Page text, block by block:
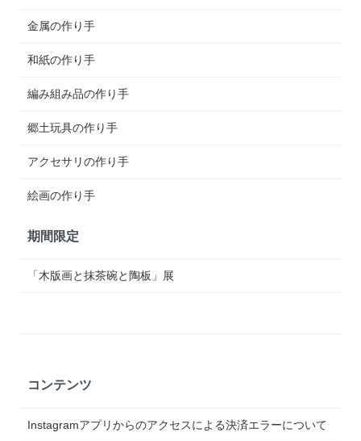
金属の作り手
和紙の作り手
編み組み品の作り手
郷土玩具の作り手
アクセサリの作り手
絵画の作り手
期間限定
「木版画と抹茶碗と陶板」展
コンテンツ
Instagramアプリからのアクセスによる決済エラーについて